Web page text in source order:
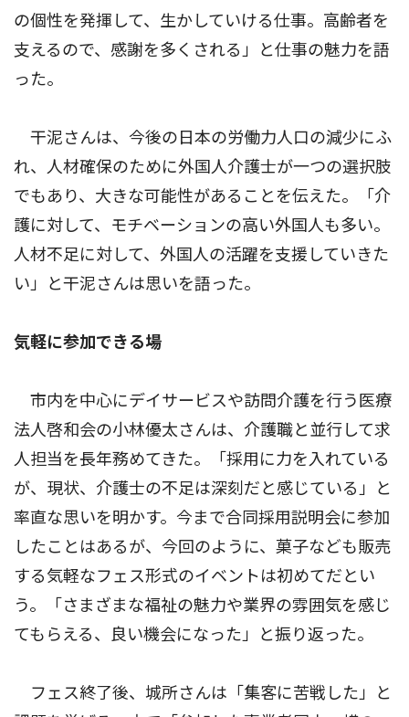
の個性を発揮して、生かしていける仕事。高齢者を
支えるので、感謝を多くされる」と仕事の魅力を語
った。
干泥さんは、今後の日本の労働力人口の減少にふ
れ、人材確保のために外国人介護士が一つの選択肢
でもあり、大きな可能性があることを伝えた。「介
護に対して、モチベーションの高い外国人も多い。
人材不足に対して、外国人の活躍を支援していきた
い」と干泥さんは思いを語った。
気軽に参加できる場
市内を中心にデイサービスや訪問介護を行う医療
法人啓和会の小林優太さんは、介護職と並行して求
人担当を長年務めてきた。「採用に力を入れている
が、現状、介護士の不足は深刻だと感じている」と
率直な思いを明かす。今まで合同採用説明会に参加
したことはあるが、今回のように、菓子なども販売
する気軽なフェス形式のイベントは初めてだとい
う。「さまざまな福祉の魅力や業界の雰囲気を感じ
てもらえる、良い機会になった」と振り返った。
フェス終了後、城所さんは「集客に苦戦した」と